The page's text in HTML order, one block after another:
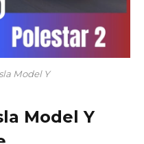
Model Y
Model Y